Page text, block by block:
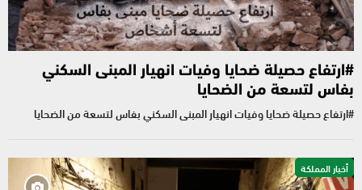
#ارتفاع حصيلة ضحايا وفيات انهيار المبنى السكني
بفاس لتسعة من الضحايا
#ارتفاع حصيلة ضحايا وفيات انهيار المبنى السكني بفاس لتسعة من الضحايا
أخبار المملكة